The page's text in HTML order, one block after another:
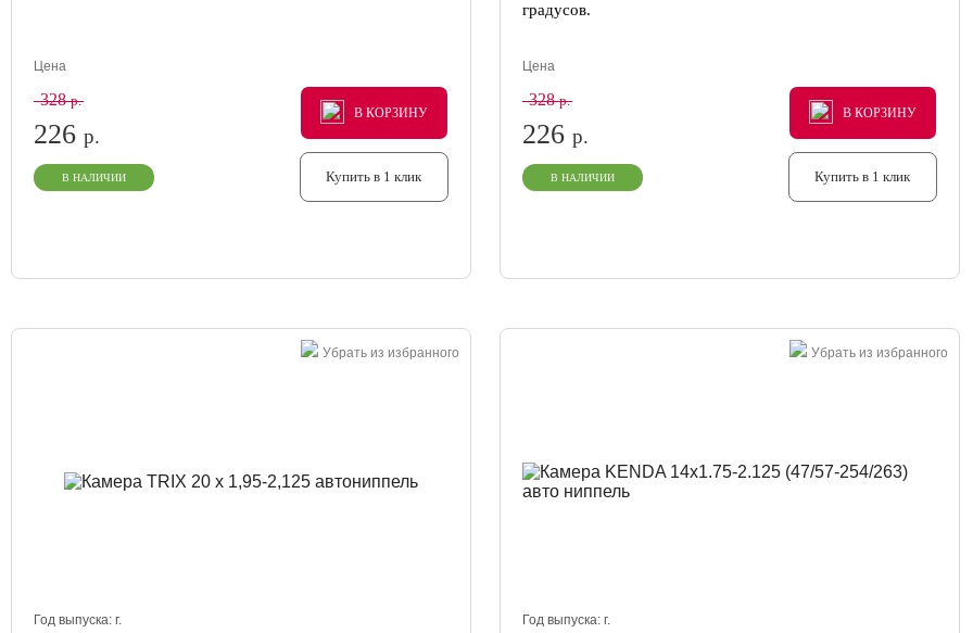
Цена
328р.
226 р.
В НАЛИЧИИ
В КОРЗИНУ
В КОРЗИНУ
В КОРЗИНУ
Купить в 1 клик
градусов.
Цена
328р.
226р.
В НАЛИЧИИ
В КОРЗИНУ
В КОРЗИНУ
В КОРЗИНУ
Купить в 1 клик
Убрать из избранного
Год выпуска: г.
Убрать из избранного
Год выпуска:г.